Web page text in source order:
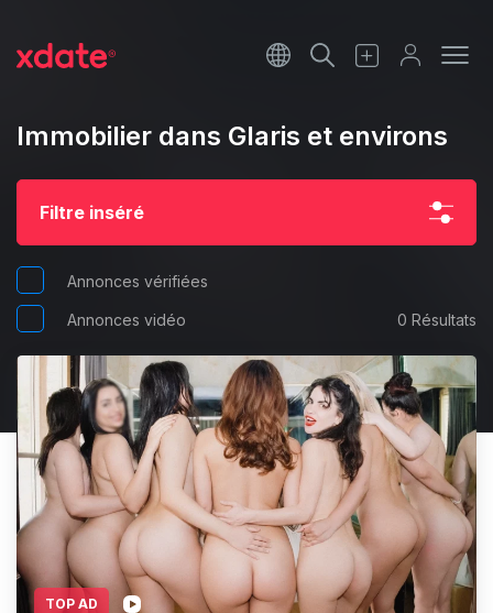
Immobilier dans Glaris et environs
Filtre inséré
Annonces vérifiées
Annonces vidéo 0 Résultats
TOP AD